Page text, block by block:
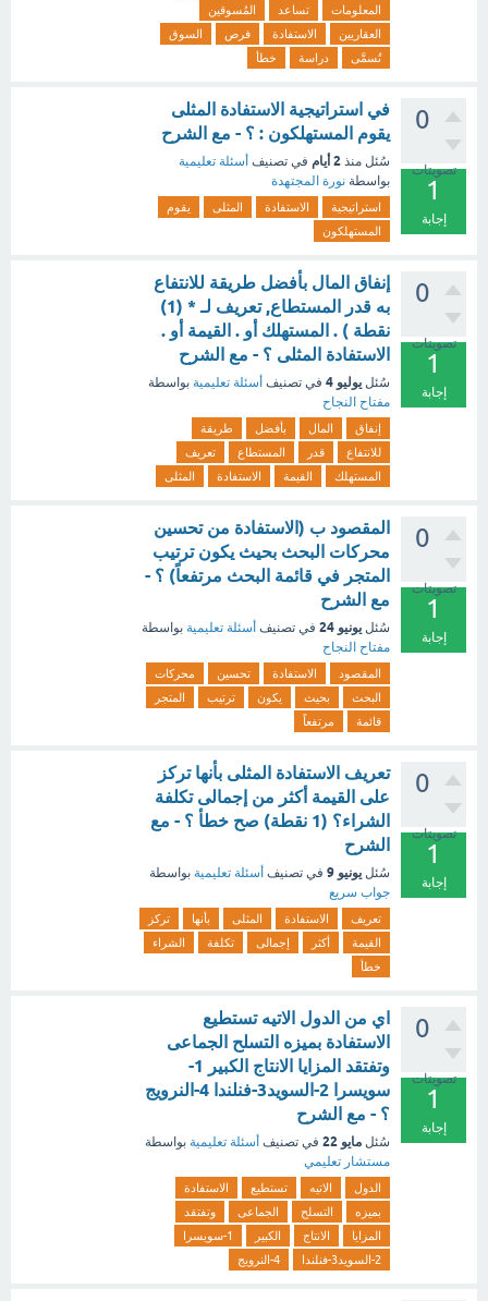
المعلومات
تساعد
المُسوقين
العقاريين
الاستفادة فرص
السوق
تُسمَّى
دراسة خطأ
0
تصويتات
1
إجابة
في استراتيجية الاستفادة المثلى
يقوم المستهلكون : ؟ - مع الشرح
سُئل منذ 2 أيام في تصنيف أسئلة تعليمية
بواسطة نورة المجتهدة
استراتيجية الاستفادة المثلى
يقوم
المستهلكون
0
تصويتات
1
إجابة
إنفاق المال بأفضل طريقة للانتفاع
به قدر المستطاع, تعريف لـ * (1)
نقطة ) . المستهلك أو . القيمة أو .
الاستفادة المثلى ؟ - مع الشرح
سُئل يوليو 4 في تصنيف أسئلة تعليمية بواسطة
مفتاح النجاح
إنفاق المال بأفضل
طريقة
للانتفاع
قدر المستطاع
تعريف
المستهلك
القيمة الاستفادة المثلى
0
تصويتات
1
إجابة
المقصود ب (الاستفادة من تحسين
محركات البحث بحيث يكون ترتيب
المتجر في قائمة البحث مرتفعاً) ؟ -
مع الشرح
سُئل يونيو 24 في تصنيف أسئلة تعليمية بواسطة
مفتاح النجاح
المقصود الاستفادة تحسين
محركات
البحث
بحيث يكون ترتيب
المتجر
قائمة
مرتفعاً
0
تصويتات
1
إجابة
تعريف الاستفادة المثلى بأنها تركز
على القيمة أكثر من إجمالى تكلفة
الشراء؟ (1 نقطة) صح خطأ ؟ - مع
الشرح
سُئل يونيو 9 في تصنيف أسئلة تعليمية بواسطة
جواب سريع
تعريف الاستفادة المثلى بأنها
تركز
القيمة
أكثر إجمالى تكلفة
الشراء
خطأ
0
تصويتات
1
إجابة
اي من الدول الاتيه تستطيع
الاستفادة بميزه التسلح الجماعى
وتفتقد المزايا الانتاج الكبير 1-
سويسرا 2-السويد3-فنلندا 4-النرويج
؟ - مع الشرح
سُئل مايو 22 في تصنيف أسئلة تعليمية بواسطة
مستشار تعليمي
الدول الاتيه تستطيع
الاستفادة
بميزه
التسلح الجماعى
وتفتقد
المزايا
الانتاج الكبير
1-سويسرا
2-السويد3-فنلندا
4-النرويج